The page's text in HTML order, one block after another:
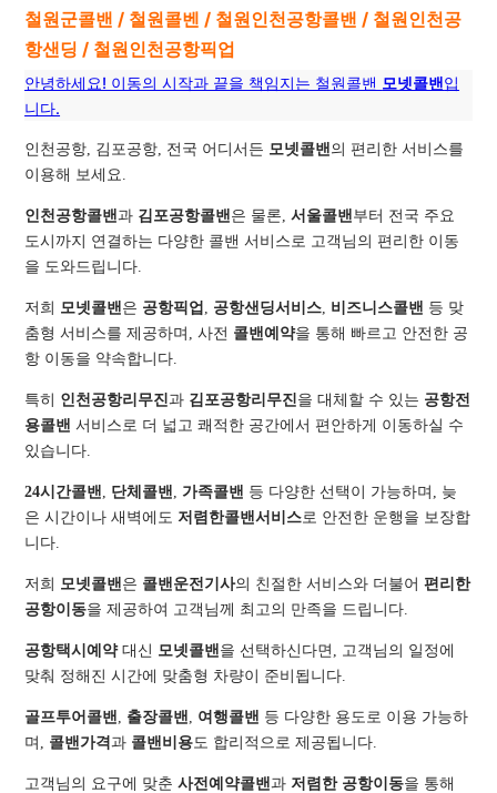
철원군콜밴 / 철원콜벤 / 철원인천공항콜밴 / 철원인천공
항샌딩 / 철원인천공항픽업
안녕하세요! 이동의 시작과 끝을 책임지는 철원콜밴 모넷콜밴입
니다.
인천공항, 김포공항, 전국 어디서든 모넷콜밴 의 편리한 서비스를
이용해 보세요.
인천공항콜밴과 김포공항콜밴 은 물론,서울콜밴 부터 전국 주요
도시까지 연결하는 다양한 콜밴 서비스로 고객님의 편리한 이동
을 도와드립니다.
저희 모넷콜밴 은 공항픽업 공항샌딩서비스 비즈니스콜밴 등 맞
춤형 서비스를 제공하며, 사전 콜밴예약을 통해 빠르고 안전한 공
항 이동을 약속합니다.
특히 인천공항리무진과 김포공항리무진 을 대체할 수 있는 공항전
용콜밴 서비스로 더 넓고 쾌적한 공간에서 편안하게 이동하실 수
있습니다.
24시간콜밴 단체콜밴 가족콜밴 등 다양한 선택이 가능하며, 늦
은 시간이나 새벽에도 저렴한콜밴서비스로 안전한 운행을 보장합
니다.
저희 모넷콜밴 은 콜밴운전기사의 친절한 서비스와 더불어편리한
공항이동을 제공하여 고객님께 최고의 만족을 드립니다.
공항택시예약대신 모넷콜밴 을 선택하신다면, 고객님의 일정에
맞춰 정해진 시간에 맞춤형 차량이 준비됩니다.
골프투어콜밴 출장콜밴 여행콜밴 등 다양한 용도로 이용 가능하
며, 콜밴가격과 콜밴비용도 합리적으로 제공됩니다.
고객님의 요구에 맞춘사전예약콜밴과 저렴한 공항이동을 통해